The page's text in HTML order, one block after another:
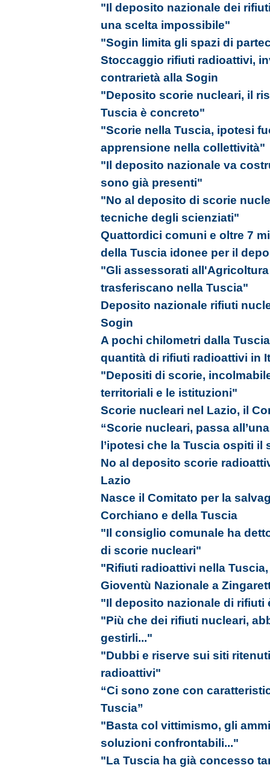
"Il deposito nazionale dei
una scelta impossibile"
"Sogin limita gli spazi di
Stoccaggio rifiuti radioattivi,
contrarietà alla Sogin
"Deposito scorie nucleari, il
Tuscia è concreto"
"Scorie nella Tuscia, ipotesi
apprensione nella collettività"
"Il deposito nazionale va
sono già presenti"
"No al deposito di scorie
tecniche degli scienziati"
Quattordici comuni e oltre 7
della Tuscia idonee per il
"Gli assessorati
trasferiscano nella Tuscia"
Deposito nazionale rifiuti
Sogin
A pochi chilometri dalla
quantità di rifiuti radioattivi in
"Depositi di scorie,
territoriali e le istituzioni"
Scorie nucleari nel Lazio, il
“Scorie nucleari, passa
l’ipotesi che la Tuscia ospiti il
No al deposito scorie
Lazio
Nasce il Comitato per la
Corchiano e della Tuscia
"Il consiglio comunale ha
di scorie nucleari"
"Rifiuti radioattivi nella
Gioventù Nazionale a
"Il deposito nazionale di rifiuti
"Più che dei rifiuti nucleari,
gestirli..."
"Dubbi e riserve sui siti
radioattivi"
“Ci sono zone con
Tuscia”
"Basta col vittimismo, gli
soluzioni confrontabili..."
"La Tuscia ha già concesso